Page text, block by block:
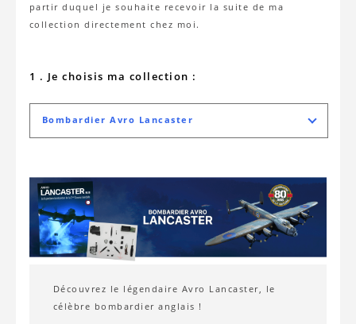
partir duquel je souhaite recevoir la suite de ma
collection directement chez moi.
1 . Je choisis ma collection :
Bombardier Avro Lancaster
Découvrez le légendaire Avro Lancaster, le
célèbre bombardier anglais !